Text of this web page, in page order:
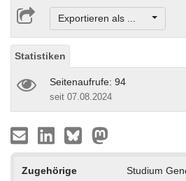
Exportieren als ...
Statistiken
Seitenaufrufe: 94
seit 07.08.2024
Zugehörige
Studium